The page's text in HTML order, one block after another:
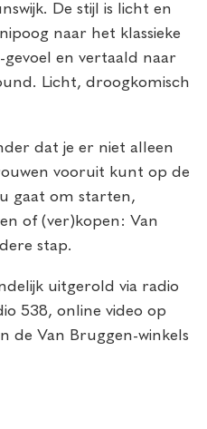
De stijl is licht en
naar het klassieke
gevoel en vertaald naar
Licht, droogkomisch
dat je er niet alleen
vooruit kunt op de
gaat om starten,
of (ver)kopen: Van
stap.
uitgerold via radio
538, online video op
de Van Bruggen-winkels